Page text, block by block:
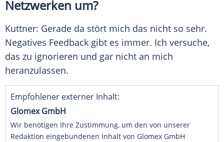
Netzwerken um?
Kuttner: Gerade da stört mich das nicht so sehr.
Negatives Feedback gibt es immer. Ich versuche,
das zu ignorieren und gar nicht an mich
heranzulassen.
Empfohlener externer Inhalt:
Glomex GmbH
Wir benötigen Ihre Zustimmung, um den von unserer
Redaktion eingebundenen Inhalt von Glomex GmbH